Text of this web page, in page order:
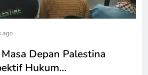
ago
Depan Palestina
Hukum…